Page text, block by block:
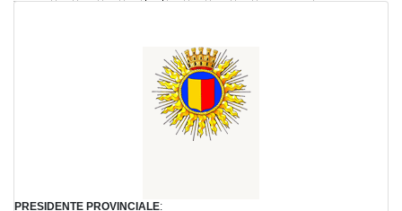
PRESIDENTE PROVINCIALE: